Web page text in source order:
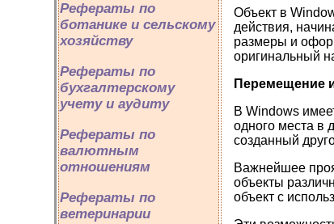
Рефераты по
ботанике и сельскому
хозяйству
Рефераты по
бухгалтерскому
учету и аудиту
Рефераты по
валютным
отношениям
Рефераты по
ветеринарии
Объект в
действия,
размеры и
оригинальный
Перемещение
В Windows
одного места в
созданный
Важнейшее
объекты
объект с